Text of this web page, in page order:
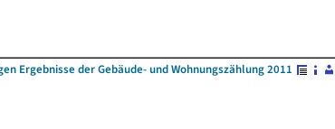
Ergebnisse der Gebäude- und Wohnungszählung 2011